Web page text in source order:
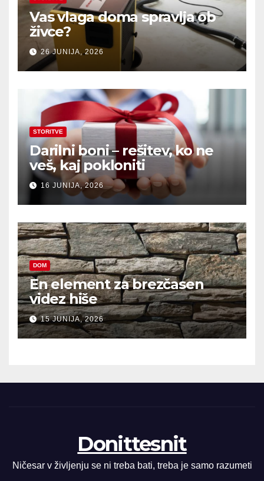
Vas vlaga doma spravlja ob
živce?
26 JUNIJA, 2026
STORITVE
Darilni boni – rešitev, ko ne
veš, kaj pokloniti
16 JUNIJA, 2026
DOM
En element za brezčasen
videz hiše
15 JUNIJA, 2026
Donittesnit
Ničesar v življenju se ni treba bati, treba je samo razumeti